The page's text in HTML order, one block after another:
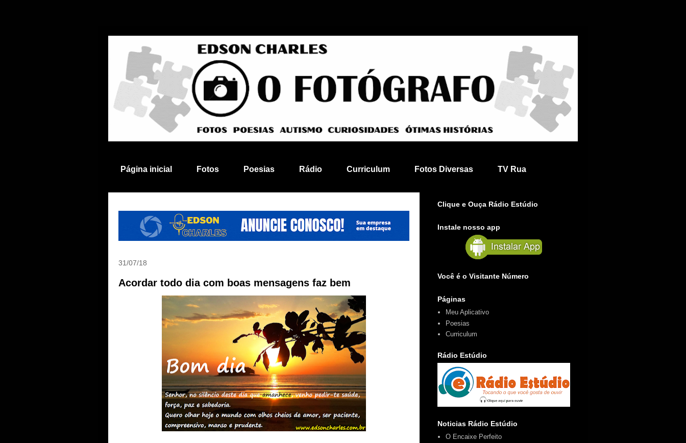
Página inicial Fotos Poesias Rádio Curriculum Fotos Diversas TV Rua
31/07/18
Acordar todo dia com boas mensagens faz bem
Clique e Ouça Rádio Estúdio
Instale nosso app
Você é o Visitante Número
Páginas
Meu Aplicativo
Poesias
Curriculum
Rádio Estúdio
Noticias Rádio Estúdio
O Encaixe Perfeito